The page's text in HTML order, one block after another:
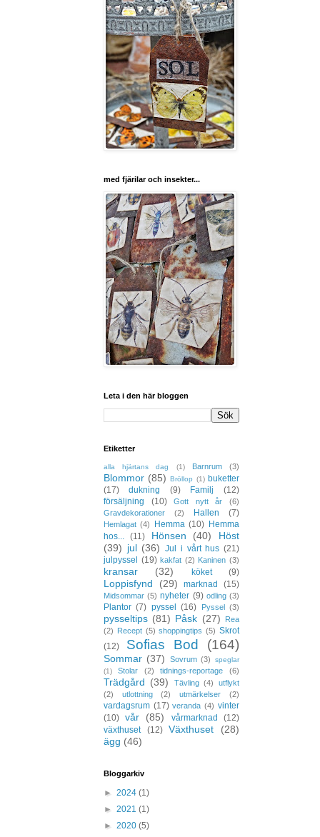
med fjärilar och insekter...
Leta i den här bloggen
Etiketter
alla hjärtans dag (1) Barnrum (3)
Blommor (85) Bröllop (1) buketter
(17)
dukning (9) Familj
(12)
försäljning
(10) Gott nytt år
(6)
Gravdekorationer
(2) Hallen (7)
Hemlagat (4) Hemma (10) Hemma
hos...
(11) Hönsen (40)
Höst
(39) jul (36) Jul i vårt hus (21)
julpyssel
(19) kakfat (2) Kaninen (3)
kransar (32) köket (9)
Loppisfynd (29) marknad (15)
Midsommar (5) nyheter (9) odling (3)
Plantor (7) pyssel (16) Pyssel (3)
pysseltips (81) Påsk (27)
Rea
(2) Recept (5) shoppingtips (5) Skrot
(12)
Sofias Bod (164)
Sommar (37) Sovrum (3)
speglar
(1)
Stolar (2) tidnings-reportage (6)
Trädgård (39) Tävling (4)
utflykt
(2)
utlottning (2) utmärkelser (2)
vardagsrum (17) veranda (4) vinter
(10) vår (85) vårmarknad
(12)
växthuset
(12) Växthuset
(28)
ägg (46)
Bloggarkiv
► 2024 (1)
► 2021 (1)
► 2020 (5)